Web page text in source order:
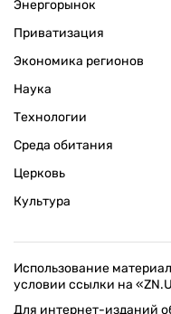
Энергорынок
Приватизация
Экономика регионов
Наука
Технологии
Среда обитания
Церковь
Культура
Использование
условии ссылки на
Для интернет-изданий